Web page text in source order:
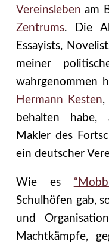
Vereinsleben am
Zentrums. Die
Essayists,
meiner
wahrgenommen
Hermann Kesten,
behalten habe,
Makler des
ein deutscher
Wie es
Schulhöfen gab,
und
Machtkämpfe,